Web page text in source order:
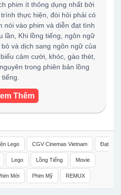
phim ít thông dụng nhất bởi
thực hiện, đòi hỏi phải có
nói vào phim và diễn đạt tình
lần, Khi lồng tiếng, ngôn ngữ
và dịch sang ngôn ngữ của
cảm cười, khóc, gào thét,
trong phiên bản lồng
tiếng.
Thêm
Lego CGV Cinemas Vietnam Đạt
Lego Lồng Tiếng Movie
Mới Phim Mỹ REMUX